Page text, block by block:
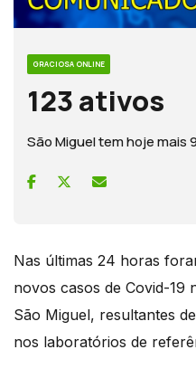
GRACIOSA ONLINE
123 ativos
São Miguel tem hoje mais
Nas últimas 24 horas
novos casos de Covid-19
São Miguel, resultantes
nos laboratórios de